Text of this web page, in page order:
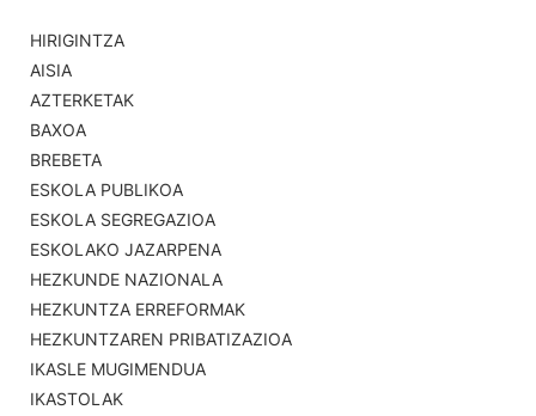
HIRIGINTZA
AISIA
AZTERKETAK
BAXOA
BREBETA
ESKOLA PUBLIKOA
ESKOLA SEGREGAZIOA
ESKOLAKO JAZARPENA
HEZKUNDE NAZIONALA
HEZKUNTZA ERREFORMAK
HEZKUNTZAREN PRIBATIZAZIOA
IKASLE MUGIMENDUA
IKASTOLAK